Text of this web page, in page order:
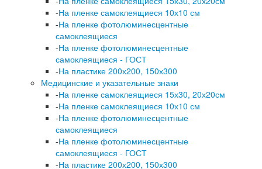
-На пленке самоклеящиеся 10х10 см
-На пленке фотолюминесцентные
самоклеящиеся
-На пленке фотолюминесцентные
самоклеящиеся - ГОСТ
-На пластике 200х200, 150х300
Медицинские и указательные знаки
-На пленке самоклеящиеся 15х30, 20х20см
-На пленке самоклеящиеся 10х10 см
-На пленке фотолюминесцентные
самоклеящиеся
-На пленке фотолюминесцентные
самоклеящиеся - ГОСТ
-На пластике 200х200, 150х300